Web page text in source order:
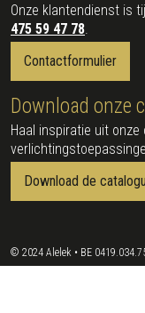
Onze klantendienst is
475 59 47 78
Contactformulier
Download onze
Haal inspiratie uit
Download de
© 2024 Alelek • BE